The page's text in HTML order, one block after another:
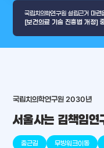
충청남도
세종
판교
국립치의학연구원 설립근거 마련
[보건의료 기술 진흥법 개정]
국립치의학연구원 2030년
서울사는 김책임연
출근길 무빙워크이동